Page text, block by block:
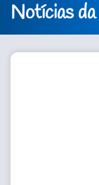
Notícias